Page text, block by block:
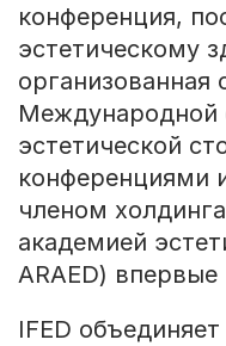
конференция,
эстетическому
организованная
Международной
эстетической
конференциями
членом
академией
ARAED)
IFED